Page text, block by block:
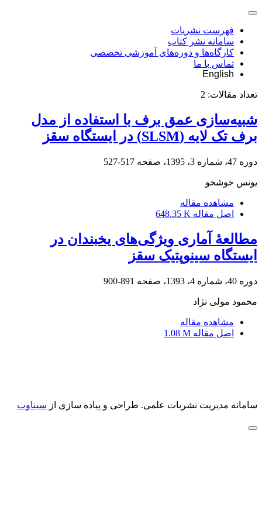
فهرست نشریات
سامانه نشر کتاب
کارگاه‌ها و دوره‌های آموزشی تخصصی
تماس با ما
English
تعداد مقالات: 2
شبیه‌سازی عمق برف با استفاده از مدل
برف تک لایه (SLSM) در ایستگاه سقز
دوره 47، شماره 3، 1395، صفحه 517-527
یونس خوشخو
مشاهده مقاله
اصل مقاله 648.35 K
مطالعۀ آماری ویژگی‌های یخبندان در
ایستگاه سینوپتیک سقز
دوره 40، شماره 4، 1393، صفحه 891-900
محمود مولی نژاد
مشاهده مقاله
اصل مقاله 1.08 M
سامانه مدیریت نشریات علمی. طراحی و پیاده سازی از سیناوب